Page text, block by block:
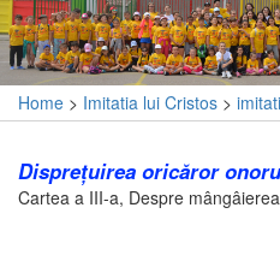
Home > Imitatia lui Cristos >
Dispreţuirea oricăror
Cartea a III-a, Despre